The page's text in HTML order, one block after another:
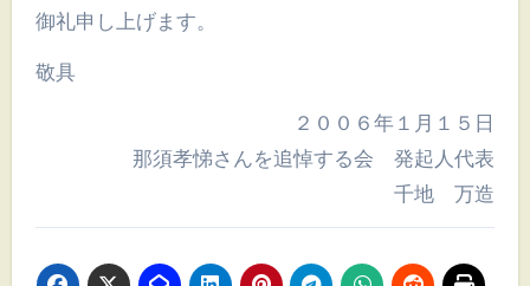
御礼申し上げます。
敬具
２００６年１月１５日
那須孝悌さんを追悼する会 発起人代表
千地 万造